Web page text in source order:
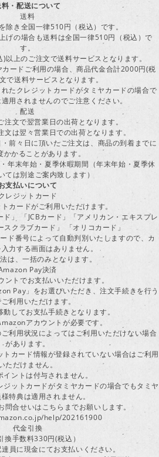
・配送について
送料
除き全国一律510円（税込）です。
げの場合も送料は全国一律510円（税込）で
す。
以上のご注文で送料サービスとなります。
カードご利用の場合、商品代金合計2000円(税
で送料サービスとなります。
たクレジットカードがタミヤカードの場合で
用されませんのでご注意ください。
配送
注文で翌営業日の出荷となります。
文は翌々営業日での出荷となります。
前々日に頂いたご注文は、商品の到着までに
かかることがあります。
年末年始・夏季休暇期間（年末年始・夏季休
ては別途ご案内致します）
支払いについて
レジットカード
カードがご利用いただけます。
ド」 「JCBカード」「アメリカン・エキスプレ
スクラブカード」 「オリコカード」
ド番号によって自動判別いたしますので、カ
力する画面はありません。
は、一括のみとなります。
Pay決済
ントでお支払いいただけます。
Pay」をお選びいただき、注文手続きを行う
利用いただけます。
してお支払手続きとなります。
アカウントが必要です。
利用状況によってはご利用いただけない場合
があります。
カード情報が登録されていない場合はご利用
ただけません。
ントは付与されません。
ットカードがタミヤカードの場合でもタミヤ
特典は適用されません。
合せいはこちらまでお願いします。
help/202161900
代金引換
換手数料330円(税込）
員に現金にてお支払いください。